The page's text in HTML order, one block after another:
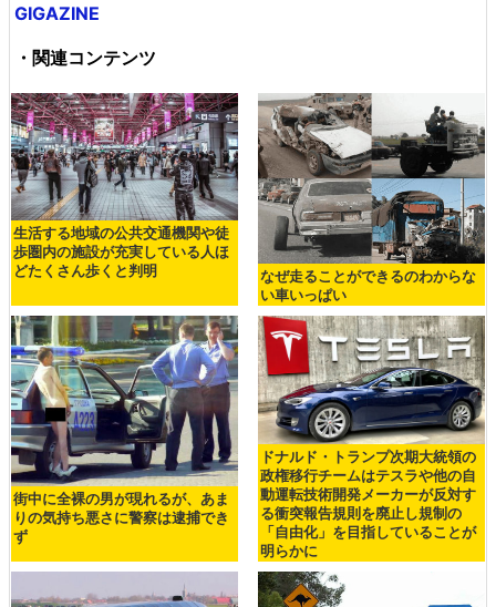
GIGAZINE
・関連コンテンツ
生活する地域の公共交通機関や徒
歩圏内の施設が充実している人ほ
どたくさん歩くと判明
なぜ走ることができるのわからな
い車いっぱい
街中に全裸の男が現れるが、あま
りの気持ち悪さに警察は逮捕でき
ず
ドナルド・トランプ次期大統領の
政権移行チームはテスラや他の自
動運転技術開発メーカーが反対す
る衝突報告規則を廃止し規制の
「自由化」を目指していることが
明らかに